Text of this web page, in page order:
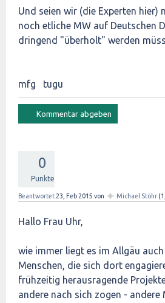
Und seien wir (die Experten hier)
noch etliche MW auf Deutschen
dringend "überholt" werden
mfg tugu
0
Punkte
Beantwortet 23, Feb 2015 von ✦ Michael Stöhr (
Hallo Frau Uhr,
wie immer liegt es im Allgäu
Menschen, die sich dort
frühzeitig herausragende
andere nach sich zogen - andere